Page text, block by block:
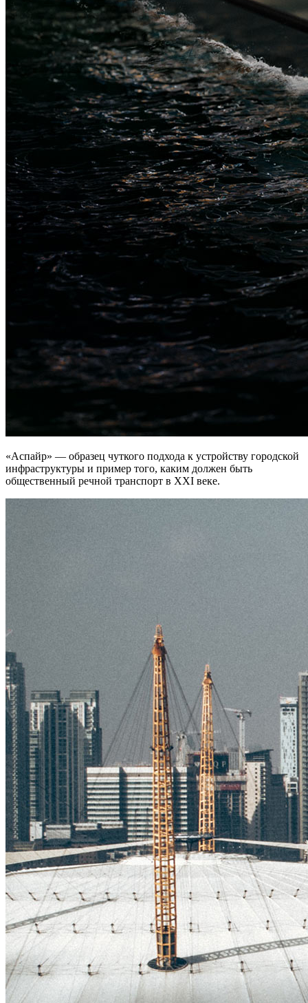
«Аспайр» — образец чуткого подхода к устройству городской
инфраструктуры и пример того, каким должен быть
общественный речной транспорт в XXI веке.